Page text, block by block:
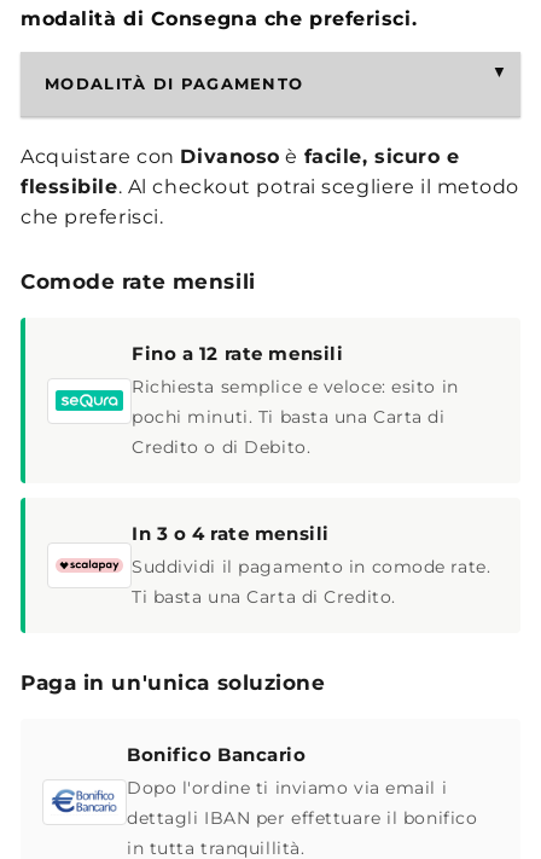
modalità di Consegna che preferisci.
MODALITÀ DI PAGAMENTO
Acquistare con Divanoso è facile, sicuro e
flessibile. Al checkout potrai scegliere il metodo
che preferisci.
Comode rate mensili
Fino a 12 rate mensili
Richiesta semplice e veloce: esito in
pochi minuti. Ti basta una Carta di
Credito o di Debito.
In 3 o 4 rate mensili
Suddividi il pagamento in comode rate.
Ti basta una Carta di Credito.
Paga in un'unica soluzione
Bonifico Bancario
Dopo l'ordine ti inviamo via email i
dettagli IBAN per effettuare il bonifico
in tutta tranquillità.